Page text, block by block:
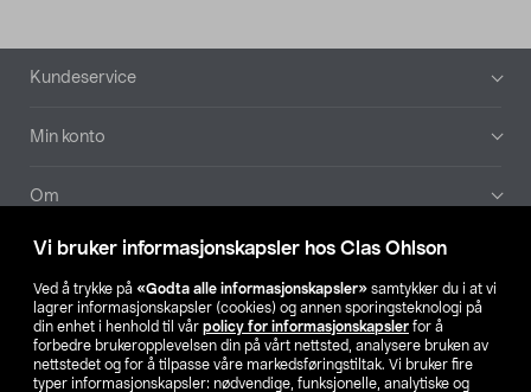
Vi bruker informasjonskapsler hos Clas Ohlson
Ved å trykke på «Godta alle informasjonskapsler» samtykker du i at vi
lagrer informasjonskapsler (cookies) og annen sporingsteknologi på
din enhet i henhold til vår policy for informasjonskapsler for å
forbedre brukeropplevelsen din på vårt nettsted, analysere bruken av
nettstedet og for å tilpasse våre markedsføringstiltak. Vi bruker fire
typer informasjonskapsler: nødvendige, funksjonelle, analytiske og
Bunntekst
Kundeservice
Min konto
Om
Aktuelt
Våre selskaper
Finn din butikk